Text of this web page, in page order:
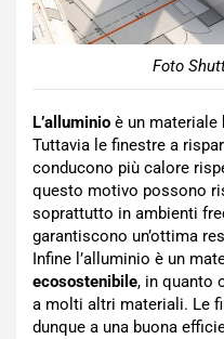
Foto
L’alluminio è un materiale
Tuttavia le finestre a
conducono più calore
questo motivo possono
soprattutto in ambienti
garantiscono un’ottima
Infine l’alluminio è un
ecosostenibile, in quanto
a molti altri materiali. Le
dunque a una buona